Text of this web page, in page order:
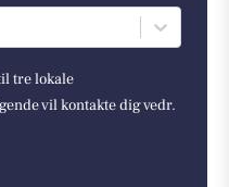
tre lokale
vil kontakte dig vedr.